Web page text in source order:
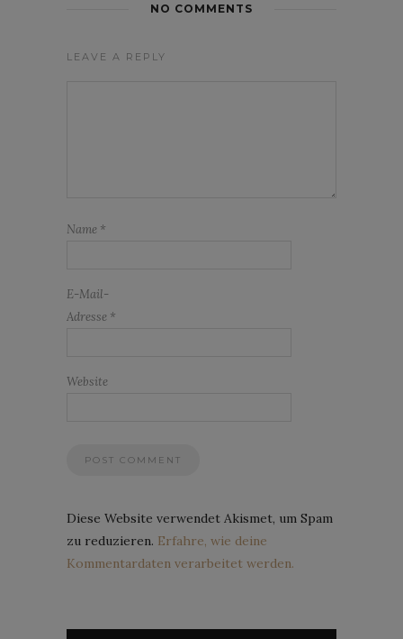
NO COMMENTS
LEAVE A REPLY
Name *
E-Mail-
Adresse *
Website
Diese Website verwendet Akismet, um Spam
zu reduzieren. Erfahre, wie deine
Kommentardaten verarbeitet werden.